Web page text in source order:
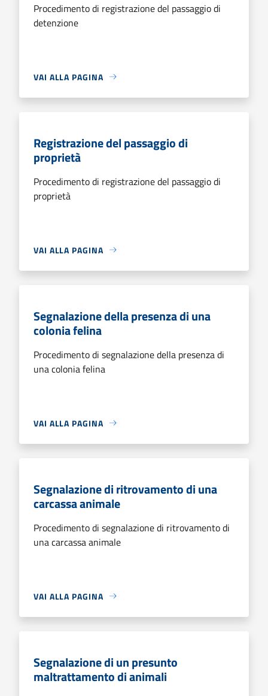
Procedimento di registrazione del passaggio di
detenzione
VAI ALLA PAGINA
Registrazione del passaggio di
proprietà
Procedimento di registrazione del passaggio di
proprietà
VAI ALLA PAGINA
Segnalazione della presenza di una
colonia felina
Procedimento di segnalazione della presenza di
una colonia felina
VAI ALLA PAGINA
Segnalazione di ritrovamento di una
carcassa animale
Procedimento di segnalazione di ritrovamento di
una carcassa animale
VAI ALLA PAGINA
Segnalazione di un presunto
maltrattamento di animali